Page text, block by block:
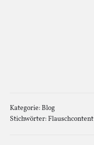
Kategorie:Blog
Stichwörter:Flauschcontent